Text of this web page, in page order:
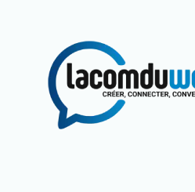
contenu